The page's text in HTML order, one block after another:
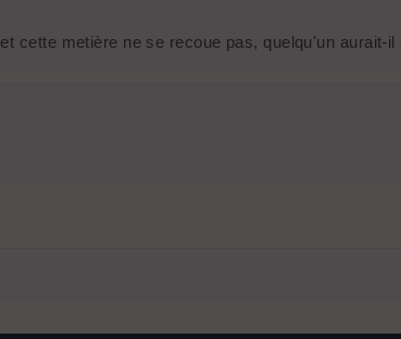
cette metière ne se recoue pas, quelqu'un aurait-